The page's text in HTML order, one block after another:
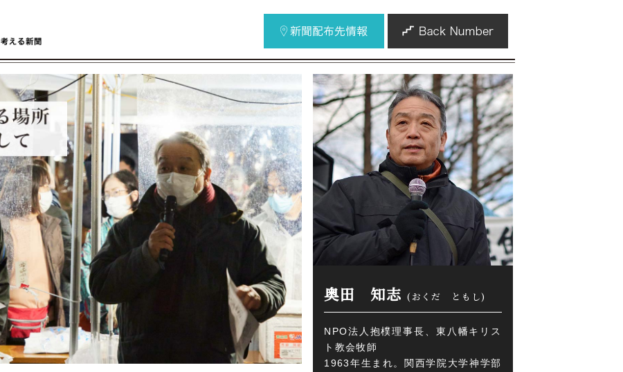
奥田 知志 (おくだ ともし)
NPO法人抱樸理事長、東八幡キリス
ト教会牧師
1963年生まれ。関西学院大学神学部